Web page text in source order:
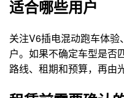
适合哪些用户
关注V6插电混动跑车体
户。如果不确定车型是否
路线、租期和预算，再由